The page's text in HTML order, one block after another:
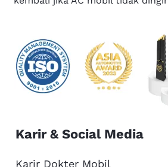
Karir & Social Media
Karir Dokter Mobil